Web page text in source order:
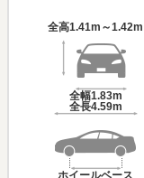
全高1.41m～1.42m
全幅1.83m
全長4.59m
ホイールベース